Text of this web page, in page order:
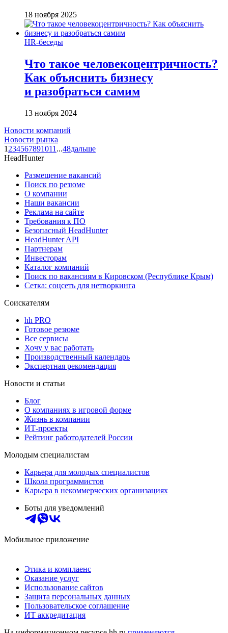
18 ноября 2025
HR-беседы
Что такое человеко­центричность?
Как объяснить бизнесу
и разобраться самим
13 ноября 2024
Новости компаний
Новости рынка
1 234567891011 ...48дальше
HeadHunter
Размещение вакансий
Поиск по резюме
О компании
Наши вакансии
Реклама на сайте
Требования к ПО
Безопасный HeadHunter
HeadHunter API
Партнерам
Инвесторам
Каталог компаний
Поиск по вакансиям в Кировском (Республике Крым)
Сетка: соцсеть для нетворкинга
Соискателям
hh PRO
Готовое резюме
Все сервисы
Хочу у вас работать
Производственный календарь
Экспертная рекомендация
Новости и статьи
Блог
О компаниях в игровой форме
Жизнь в компании
ИТ-проекты
Рейтинг работодателей России
Молодым специалистам
Карьера для молодых специалистов
Школа программистов
Карьера в некоммерческих организациях
Боты для уведомлений
Мобильное приложение
Этика и комплаенс
Оказание услуг
Использование сайтов
Защита персональных данных
Пользовательское соглашение
ИТ аккредитация